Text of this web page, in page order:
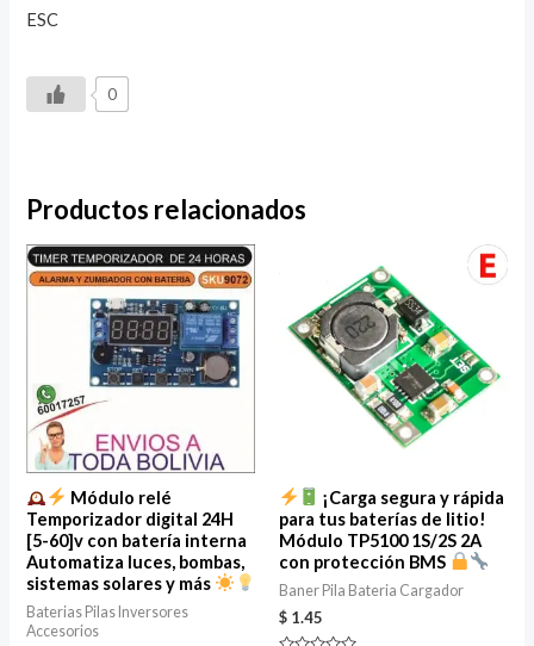
ESC
0
Productos relacionados
Módulo relé
Temporizador digital 24H
[5-60]v con batería interna
Automatiza luces, bombas,
sistemas solares y más
Baterias Pilas Inversores
Accesorios
¡Carga segura y rápida
para tus baterías de litio!
Módulo TP5100 1S/2S 2A
con protección BMS
Baner Pila Bateria Cargador
$ 1.45